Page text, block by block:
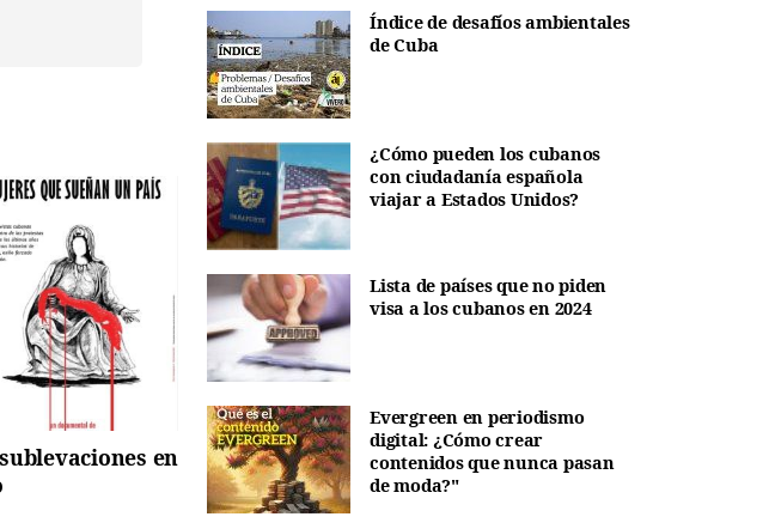
en
Índice de desafíos ambientales
de Cuba
¿Cómo pueden los cubanos
con ciudadanía española
viajar a Estados Unidos?
Lista de países que no piden
visa a los cubanos en 2024
Evergreen en periodismo
digital: ¿Cómo crear
contenidos que nunca pasan
de moda?"